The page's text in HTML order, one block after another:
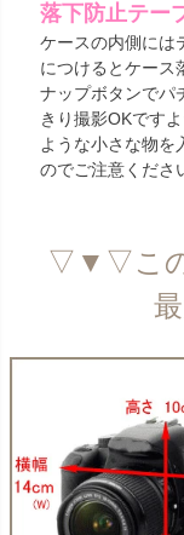
落下防止テー
ケースの内側には
につけるとケース
ナップボタンでパ
きり撮影OKです
ような小さな物を
のでご注意くださ
▽▼▽この